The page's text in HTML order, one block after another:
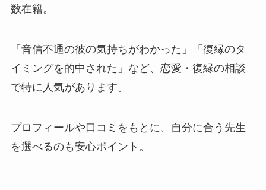
数在籍。
「音信不通の彼の気持ちがわかった」「復縁のタ
イミングを的中された」など、恋愛・復縁の相談
で特に人気があります。
プロフィールや口コミをもとに、自分に合う先生
を選べるのも安心ポイント。